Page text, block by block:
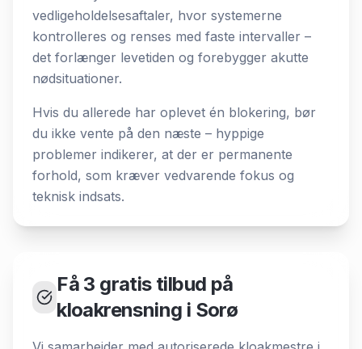
vedligeholdelsesaftaler, hvor systemerne
kontrolleres og renses med faste intervaller –
det forlænger levetiden og forebygger akutte
nødsituationer.
Hvis du allerede har oplevet én blokering, bør
du ikke vente på den næste – hyppige
problemer indikerer, at der er permanente
forhold, som kræver vedvarende fokus og
teknisk indsats.
Få 3 gratis tilbud på
kloakrensning i Sorø